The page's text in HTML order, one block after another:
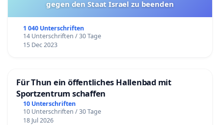
gegen den Staat Israel zu beenden
1 040 Unterschriften
14 Unterschriften / 30 Tage
15 Dec 2023
Für Thun ein öffentliches Hallenbad mit
Sportzentrum schaffen
10 Unterschriften
10 Unterschriften / 30 Tage
18 Jul 2026